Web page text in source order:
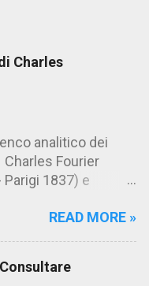
Charles
analitico dei
Fourier
1837) e
una raccolta di
colui che ritiene
READ MORE »